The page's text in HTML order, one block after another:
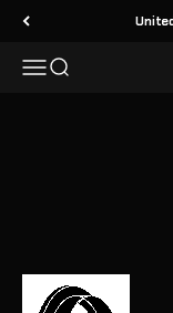
Passer au contenu
MenuRecherche